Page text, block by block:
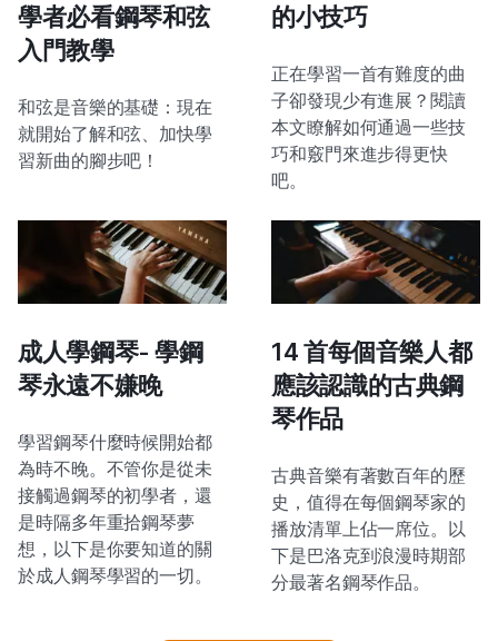
學者必看鋼琴和弦
入門教學
和弦是音樂的基礎：現在
就開始了解和弦、加快學
習新曲的腳步吧！
的小技巧
正在學習一首有難度的曲
子卻發現少有進展？閱讀
本文瞭解如何通過一些技
巧和竅門來進步得更快
吧。
成人學鋼琴- 學鋼
琴永遠不嫌晚
學習鋼琴什麼時候開始都
為時不晚。不管你是從未
接觸過鋼琴的初學者，還
是時隔多年重拾鋼琴夢
想，以下是你要知道的關
於成人鋼琴學習的一切。
14 首每個音樂人都
應該認識的古典鋼
琴作品
古典音樂有著數百年的歷
史，值得在每個鋼琴家的
播放清單上佔一席位。以
下是巴洛克到浪漫時期部
分最著名鋼琴作品。